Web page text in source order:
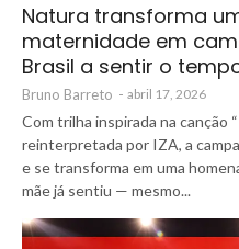
Natura transforma
maternidade em
Brasil a sentir o
Bruno Barreto - abril 17, 2026
Com trilha inspirada na canção
reinterpretada por IZA, a
e se transforma em uma
mãe já sentiu — mesmo...